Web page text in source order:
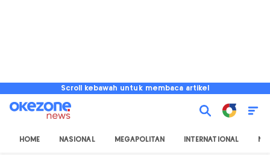
Scroll kebawah untuk membaca artikel
HOME NASIONAL MEGAPOLITAN INTERNATIONAL